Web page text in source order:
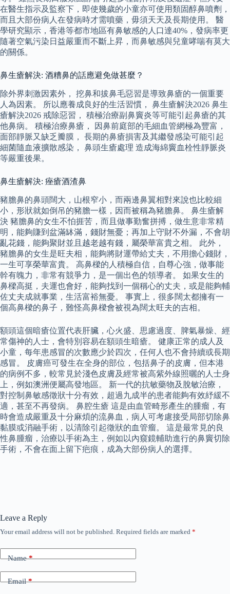
在醫生指示及監察下，即使幾歲的小童亦可使用類固醇鼻噴劑，
而且大部份病人在發病時才需噴藥，毋須天天及長期使用。 醫
學研究顯示，香港等都市地區有鼻敏感的人口達40%，發病率更
隨著空氣污染日益嚴重而不斷上昇，而鼻敏感與兒童哮喘有莫大
的關係。
鼻生瘡解決: 酒糟鼻的話應避免做甚麼？
除外界刺激因素外， 挖鼻和拔鼻毛惡習是導致鼻瘡的一個重要
人為因素。 所以應養成良好的生活習慣， 鼻生瘡解決2026 鼻生
瘡解決2026 戒除惡習， 積極治療副鼻竇炎等可能引起鼻瘡的其
他鼻病。 積極治療鼻瘡， 因鼻前庭部的毛細血管網極為豐富，
面部靜脈又缺乏瓣膜， 長期的鼻瘡損害及其繼發感染可能引起
細菌隨血液擴散感染， 鼻頭生瘡處理 造成海綿竇血栓性靜脈炎
等嚴重後果。
鼻生瘡解決: 痤瘡酒渣鼻
豬膽鼻的鼻頭闊大，山根窄小，而兩邊鼻翼相對來說也比較細
小，形狀就如倒吊的豬膽一樣，因而被稱為豬膽鼻。 鼻生瘡解
決 豬膽鼻的女生不怕捱苦，而且做事勤奮拼搏，做生意非常精
明，能夠賺到盆滿缽滿，錢財無憂；再加上守財不外漏，不會胡
亂花錢，能夠聚財並且越老越有錢，屬榮華富貴之相。 此外，
豬膽鼻的女生是旺夫相，能夠將財運帶給丈夫，不用擔心錢財，
一生可享榮華富貴。 高鼻樑的人積極自信，自尊心強，做事能
幹有魄力，非常有競爭力，是一個出色的領導者。 如果女生的
鼻樑高挺，夫運也會好，能夠找到一個稱心的丈夫，或是能夠輔
佐丈夫成就事業，生活富裕無憂。 事實上，很多闊太都擁有一
個高鼻樑的鼻子，難怪高鼻樑會被視為闊太旺夫的吉相。
額頭這個暗瘡位置代表肝臟，心火盛、思慮過度、脾氣暴燥、經
常傷神的人士，會特別容易在額頭生暗瘡。 健康正常的成人及
小童，每年患感冒的次數應少於四次，任何人也不會持續或長期
感冒。 皮膚癌可發生在全身的部位，包括鼻子的皮膚，但本港
的病例不多，較常見於淺色皮膚及經常被高紫外線照曬的人士身
上，例如澳洲便屬高發地區。 新一代的抗敏藥物及脫敏治療，
對控制鼻敏感徵狀十分有效，超過九成半的患者能夠有效紓緩不
適，甚至不再發病。 鼻腔生瘡 這是由血管畸形產生的腫瘤，有
時會造成嚴重及十分麻煩的流鼻血，病人可考慮接受局部切除鼻
黏膜或消融手術，以清除引起徵狀的血管瘤。 這是最常見的良
性鼻腫瘤，治療以手術為主，例如以內窺鏡輔助進行的鼻竇切除
手術，不會在面上留下疤痕，成為大部份病人的選擇。
Leave a Reply
Your email address will not be published. Required fields are marked *
Name*
Email*